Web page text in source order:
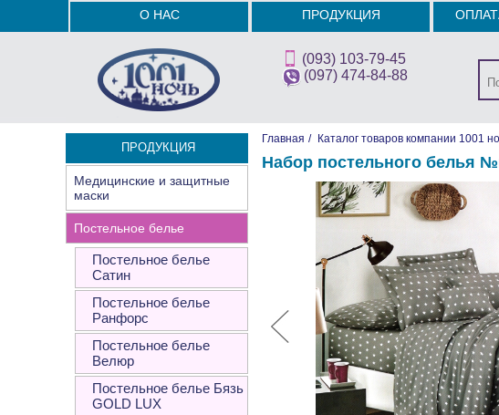
О НАС ПРОДУКЦИЯ
(093) 103-79-45
(097) 474-84-88
ПРОДУКЦИЯ
Медицинские и защитные
маски
Постельное белье
Постельное белье
Сатин
Постельное белье
Ранфорс
Постельное белье
Велюр
Постельное белье Бязь
GOLD LUX
Главная / Каталог товаров компании 1001
Набор постельного белья